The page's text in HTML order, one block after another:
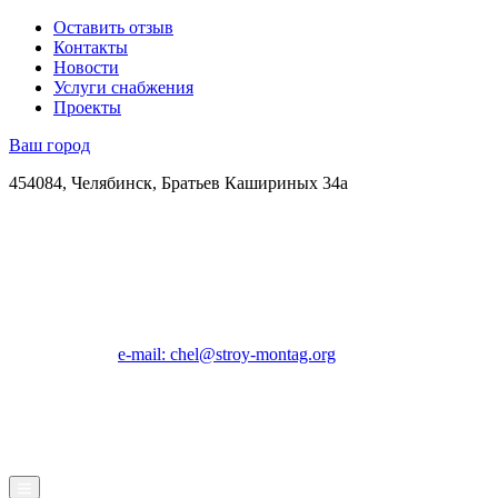
Оставить отзыв
Контакты
Новости
Услуги снабжения
Проекты
Ваш город
454084, Челябинск, Братьев Кашириных 34а
e-mail: chel@stroy-montag.org